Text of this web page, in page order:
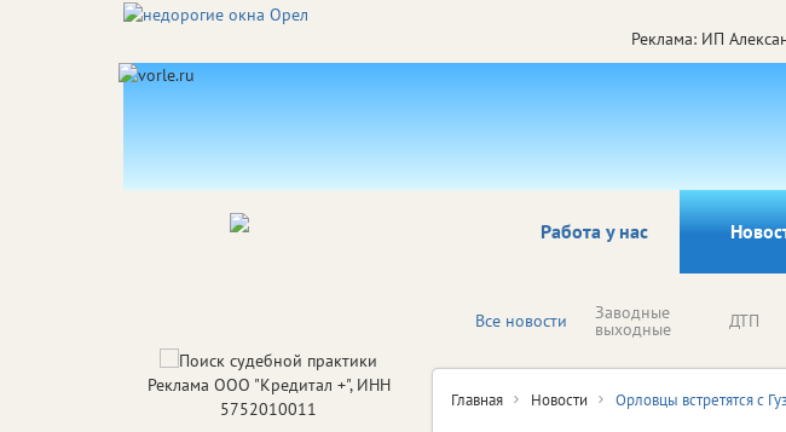
Реклама: ИП
Работа у нас
Все новости Заводные
выходные ДТП
Главная Новости Орловцы встретятся с
Реклама ООО "Кредитал +", ИНН
5752010011